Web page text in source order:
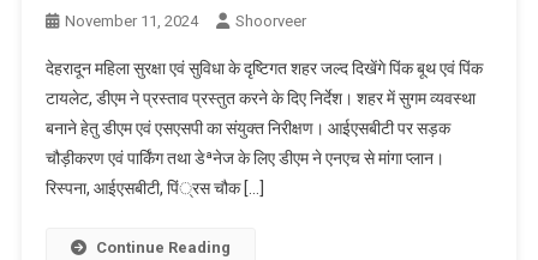
November 11, 2024 Shoorveer
देहरादून महिला सुरक्षा एवं सुविधा के दृष्टिगत शहर जल्द दिखेंगे पिंक बूथ एवं पिंक
टायलेट, डीएम ने प्रस्ताव प्रस्तुत करने के दिए निर्देश। शहर में सुगम व्यवस्था
बनाने हेतु डीएम एवं एसएसपी का संयुक्त निरीक्षण। आईएसबीटी पर सड़क
चौड़ीकरण एवं पार्किंग तथा डेªनेज के लिए डीएम ने एनएच से मांगा प्लान।
रिस्पना, आईएसबीटी, पिं्रस चौक […]
Continue Reading